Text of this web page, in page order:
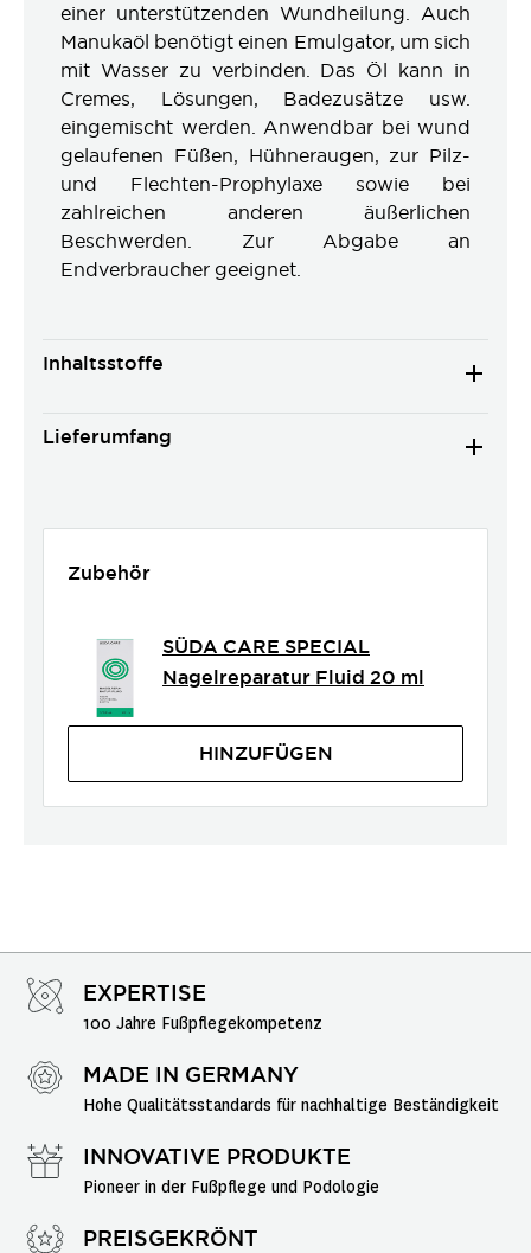
einer unterstützenden Wundheilung. Auch
Manukaöl benötigt einen Emulgator, um sich
mit Wasser zu verbinden. Das Öl kann in
Cremes, Lösungen, Badezusätze usw.
eingemischt werden. Anwendbar bei wund
gelaufenen Füßen, Hühneraugen, zur Pilz-
und Flechten-Prophylaxe sowie bei
zahlreichen anderen äußerlichen
Beschwerden. Zur Abgabe an
Endverbraucher geeignet.
Inhaltsstoffe
Lieferumfang
Zubehör
SÜDA CARE SPECIAL
Nagelreparatur Fluid 20 ml
HINZUFÜGEN
EXPERTISE
100 Jahre Fußpflegekompetenz
MADE IN GERMANY
Hohe Qualitätsstandards für nachhaltige Beständigkeit
INNOVATIVE PRODUKTE
Pioneer in der Fußpflege und Podologie
PREISGEKRÖNT